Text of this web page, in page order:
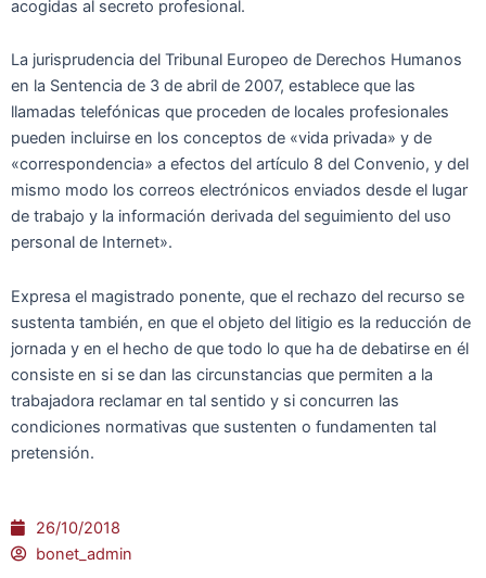
acogidas al secreto profesional.
La jurisprudencia del Tribunal Europeo de Derechos Humanos
en la Sentencia de 3 de abril de 2007, establece que las
llamadas telefónicas que proceden de locales profesionales
pueden incluirse en los conceptos de «vida privada» y de
«correspondencia» a efectos del artículo 8 del Convenio, y del
mismo modo los correos electrónicos enviados desde el lugar
de trabajo y la información derivada del seguimiento del uso
personal de Internet».
Expresa el magistrado ponente, que el rechazo del recurso se
sustenta también, en que el objeto del litigio es la reducción de
jornada y en el hecho de que todo lo que ha de debatirse en él
consiste en si se dan las circunstancias que permiten a la
trabajadora reclamar en tal sentido y si concurren las
condiciones normativas que sustenten o fundamenten tal
pretensión.
26/10/2018
bonet_admin